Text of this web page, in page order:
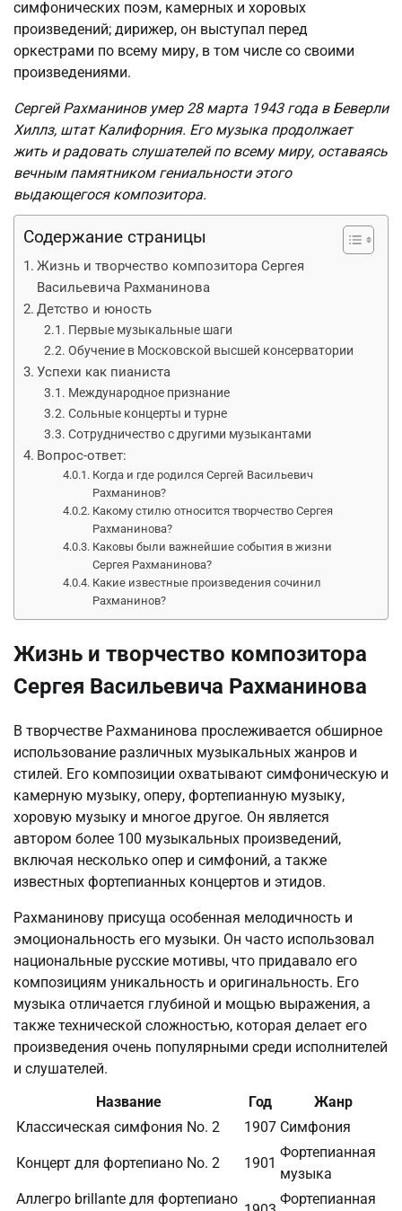
симфонических поэм, камерных и хоровых
произведений; дирижер, он выступал перед
оркестрами по всему миру, в том числе со своими
произведениями.
Сергей Рахманинов умер 28 марта 1943 года в Беверли
Хиллз, штат Калифорния. Его музыка продолжает
жить и радовать слушателей по всему миру, оставаясь
вечным памятником гениальности этого
выдающегося композитора.
Содержание страницы
Жизнь и творчество композитора Сергея
Васильевича Рахманинова
Детство и юность
Первые музыкальные шаги
Обучение в Московской высшей консерватории
Успехи как пианиста
Международное признание
Сольные концерты и турне
Сотрудничество с другими музыкантами
Вопрос-ответ:
Когда и где родился Сергей Васильевич
Рахманинов?
Какому стилю относится творчество Сергея
Рахманинова?
Каковы были важнейшие события в жизни
Сергея Рахманинова?
Какие известные произведения сочинил
Рахманинов?
Жизнь и творчество композитора
Сергея Васильевича Рахманинова
В творчестве Рахманинова прослеживается обширное
использование различных музыкальных жанров и
стилей. Его композиции охватывают симфоническую и
камерную музыку, оперу, фортепианную музыку,
хоровую музыку и многое другое. Он является
автором более 100 музыкальных произведений,
включая несколько опер и симфоний, а также
известных фортепианных концертов и этидов.
Рахманинову присуща особенная мелодичность и
эмоциональность его музыки. Он часто использовал
национальные русские мотивы, что придавало его
композициям уникальность и оригинальность. Его
музыка отличается глубиной и мощью выражения, а
также технической сложностью, которая делает его
произведения очень популярными среди исполнителей
и слушателей.
Название
Год
Жанр
Классическая симфония No. 2
1907 Симфония
Концерт для фортепиано No. 2 1901
Фортепианная
музыка
Аллегро brillante для фортепиано
Фортепианная